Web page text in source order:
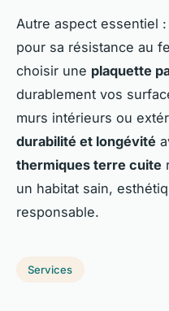
Autre aspect essentiel
pour sa résistance au
choisir une plaquette
durablement vos
murs intérieurs ou
durabilité et longévité
thermiques terre cuite
un habitat sain,
responsable.
Services